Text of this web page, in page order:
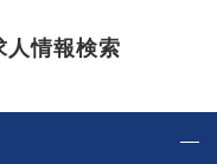
人情報検索